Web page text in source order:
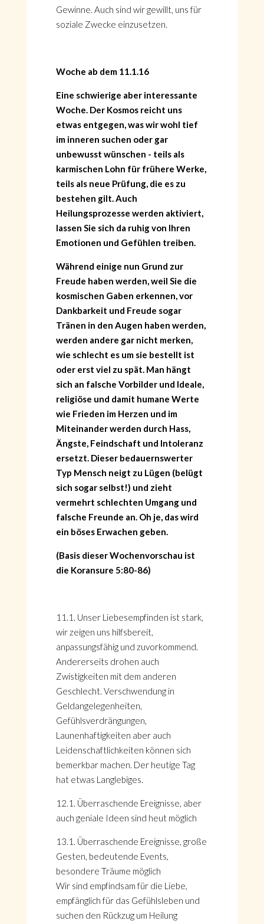
Gewinne. Auch sind wir gewillt, uns für
soziale Zwecke einzusetzen.
Woche ab dem 11.1.16
Eine schwierige aber interessante
Woche. Der Kosmos reicht uns
etwas entgegen, was wir wohl tief
im inneren suchen oder gar
unbewusst wünschen - teils als
karmischen Lohn für frühere Werke,
teils als neue Prüfung, die es zu
bestehen gilt. Auch
Heilungsprozesse werden aktiviert,
lassen Sie sich da ruhig von Ihren
Emotionen und Gefühlen treiben.
Während einige nun Grund zur
Freude haben werden, weil Sie die
kosmischen Gaben erkennen, vor
Dankbarkeit und Freude sogar
Tränen in den Augen haben werden,
werden andere gar nicht merken,
wie schlecht es um sie bestellt ist
oder erst viel zu spät. Man hängt
sich an falsche Vorbilder und Ideale,
religiöse und damit humane Werte
wie Frieden im Herzen und im
Miteinander werden durch Hass,
Ängste, Feindschaft und Intoleranz
ersetzt. Dieser bedauernswerter
Typ Mensch neigt zu Lügen (belügt
sich sogar selbst!) und zieht
vermehrt schlechten Umgang und
falsche Freunde an. Oh je, das wird
ein böses Erwachen geben.
(Basis dieser Wochenvorschau ist
die Koransure 5:80-86)
11.1. Unser Liebesempfinden ist stark,
wir zeigen uns hilfsbereit,
anpassungsfähig und zuvorkommend.
Andererseits drohen auch
Zwistigkeiten mit dem anderen
Geschlecht. Verschwendung in
Geldangelegenheiten,
Gefühlsverdrängungen,
Launenhaftigkeiten aber auch
Leidenschaftlichkeiten können sich
bemerkbar machen. Der heutige Tag
hat etwas Langlebiges.
12.1. Überraschende Ereignisse, aber
auch geniale Ideen sind heut möglich
13.1. Überraschende Ereignisse, große
Gesten, bedeutende Events,
besondere Träume möglich
Wir sind empfindsam für die Liebe,
empfänglich für das Gefühlsleben und
suchen den Rückzug um Heilung